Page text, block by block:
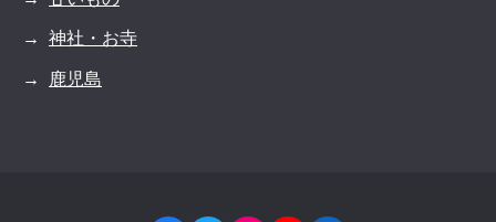
神社・お寺
鹿児島